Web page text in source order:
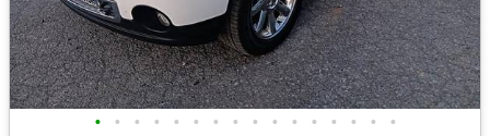
• • • • • • • • • • • • • • • •